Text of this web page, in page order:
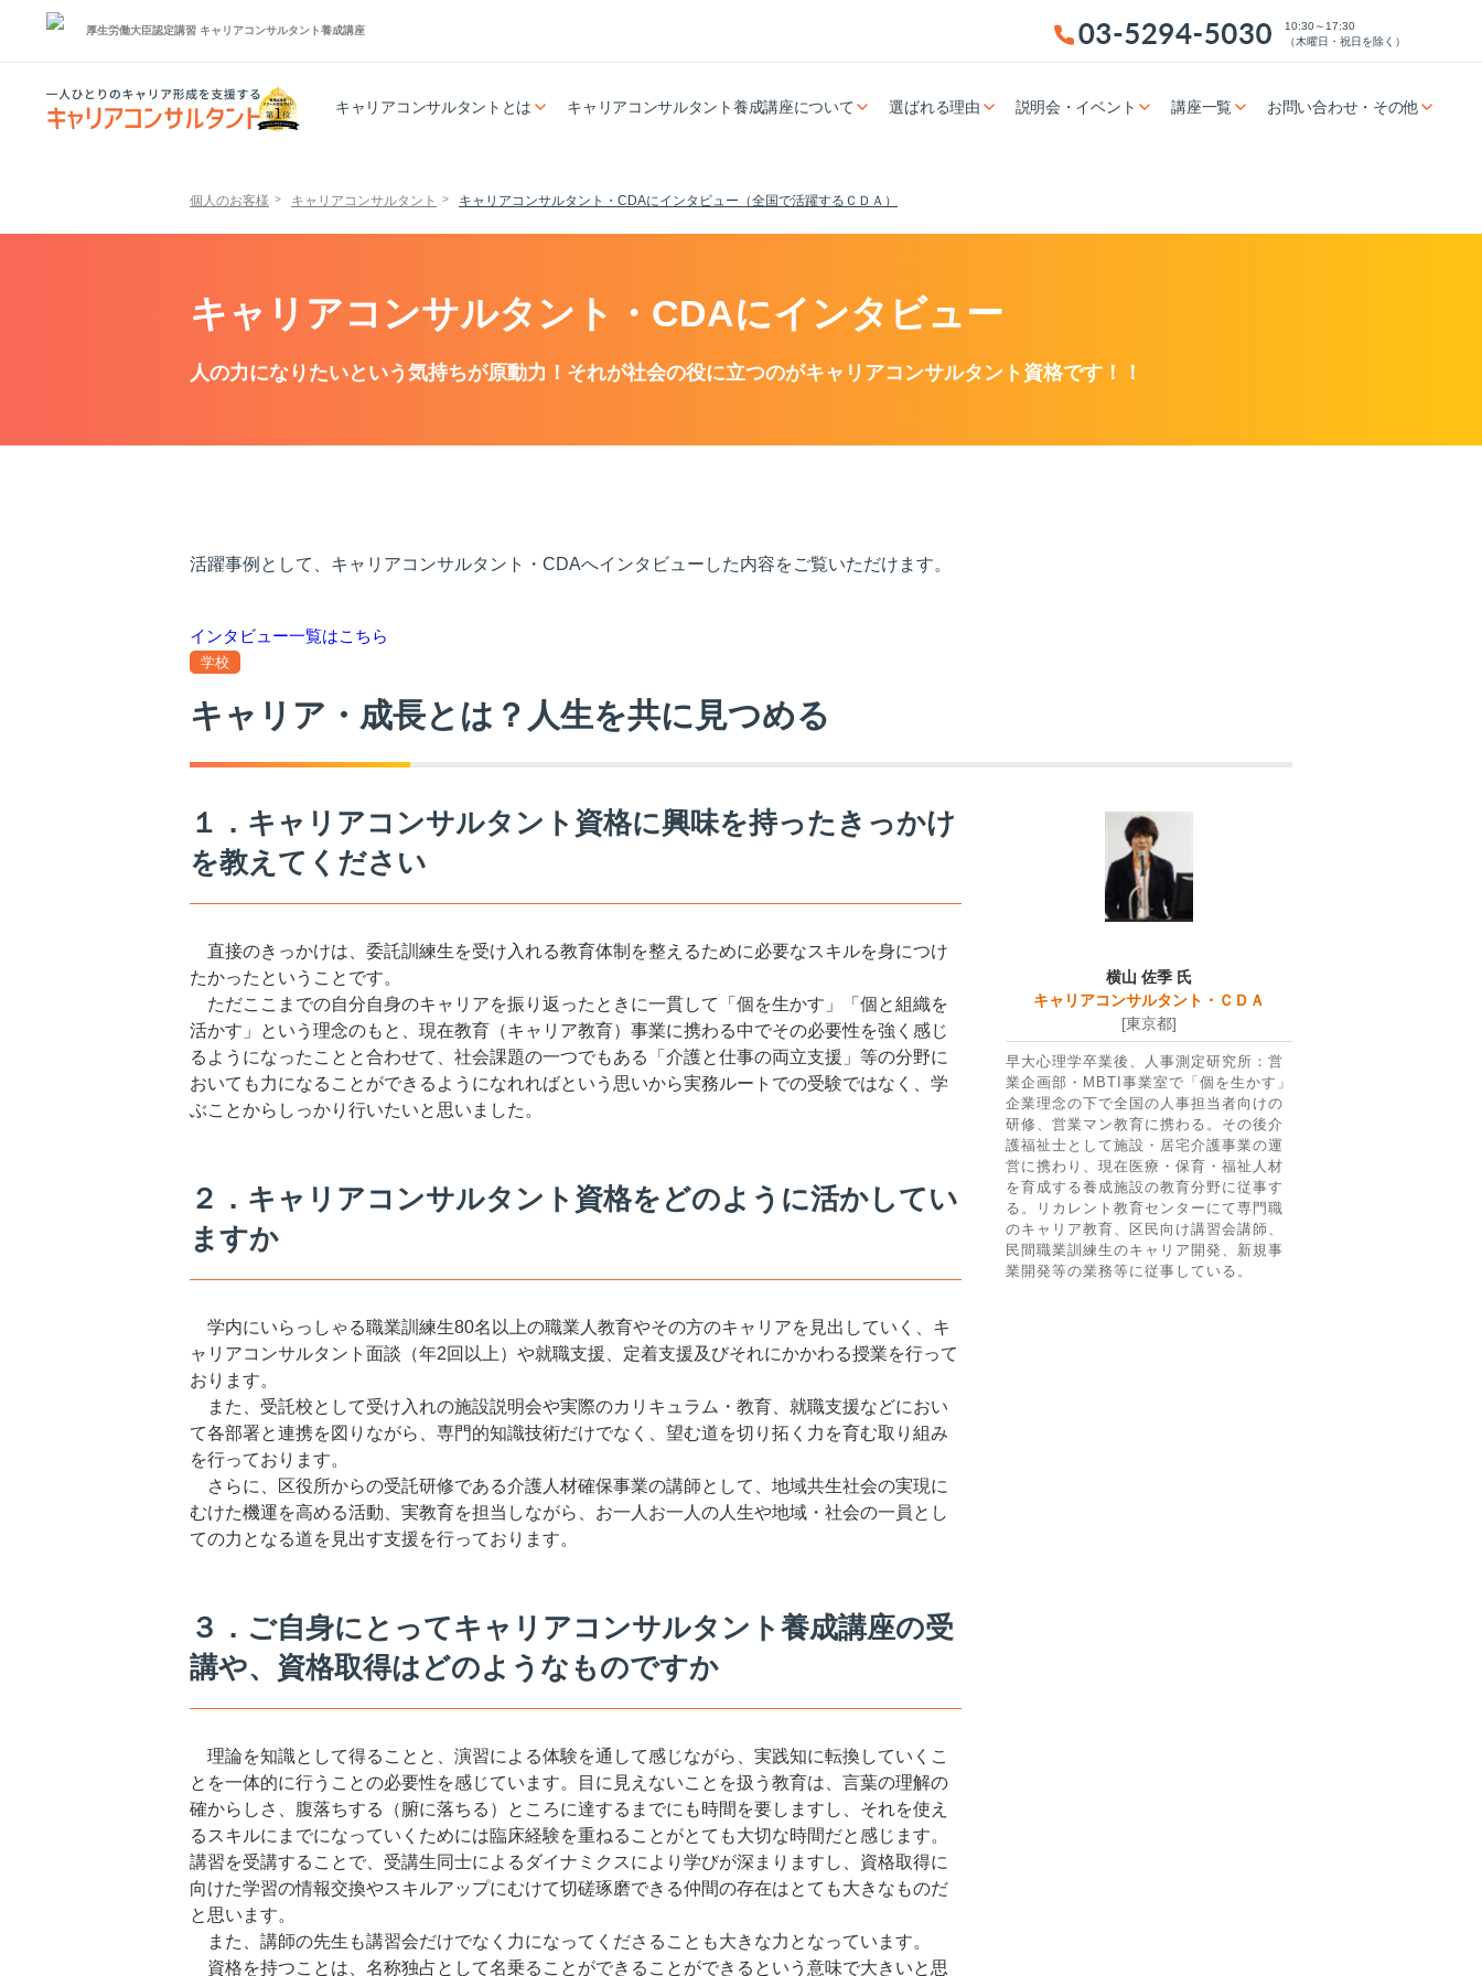
厚生労働大臣認定講習 キャリアコンサルタント養成講座
10:30～17:30
（木曜日・祝日を除く）
キャリアコンサルタントとは キャリアコンサルタント養成講座について 選ばれる理由 説明会・イベント 講座一覧 お問い合わせ・その他
個人のお客様 キャリアコンサルタント キャリアコンサルタント・CDAにインタビュー（全国で活躍するＣＤＡ）
キャリアコンサルタント・CDAにインタビュー
人の力になりたいという気持ちが原動力！それが社会の役に立つのがキャリアコンサルタント資格です！！
活躍事例として、キャリアコンサルタント・CDAへインタビューした内容をご覧いただけます。
インタビュー一覧はこちら
キャリア・成長とは？人生を共に見つめる
学校
横山 佐季 氏
キャリアコンサルタント・ＣＤＡ
[東京都]
早大心理学卒業後、人事測定研究所：営
業企画部・MBTI事業室で「個を生かす」
企業理念の下で全国の人事担当者向けの
研修、営業マン教育に携わる。その後介
護福祉士として施設・居宅介護事業の運
営に携わり、現在医療・保育・福祉人材
を育成する養成施設の教育分野に従事す
る。リカレント教育センターにて専門職
のキャリア教育、区民向け講習会講師、
民間職業訓練生のキャリア開発、新規事
業開発等の業務等に従事している。
１．キャリアコンサルタント資格に興味を持ったきっかけ
を教えてください
直接のきっかけは、委託訓練生を受け入れる教育体制を整えるために必要なスキルを身につけ
たかったということです。
ただここまでの自分自身のキャリアを振り返ったときに一貫して「個を生かす」「個と組織を
活かす」という理念のもと、現在教育（キャリア教育）事業に携わる中でその必要性を強く感じ
るようになったことと合わせて、社会課題の一つでもある「介護と仕事の両立支援」等の分野に
おいても力になることができるようになれればという思いから実務ルートでの受験ではなく、学
ぶことからしっかり行いたいと思いました。
２．キャリアコンサルタント資格をどのように活かしてい
ますか
学内にいらっしゃる職業訓練生80名以上の職業人教育やその方のキャリアを見出していく、キ
ャリアコンサルタント面談（年2回以上）や就職支援、定着支援及びそれにかかわる授業を行って
おります。
また、受託校として受け入れの施設説明会や実際のカリキュラム・教育、就職支援などにおい
て各部署と連携を図りながら、専門的知識技術だけでなく、望む道を切り拓く力を育む取り組み
を行っております。
さらに、区役所からの受託研修である介護人材確保事業の講師として、地域共生社会の実現に
むけた機運を高める活動、実教育を担当しながら、お一人お一人の人生や地域・社会の一員とし
ての力となる道を見出す支援を行っております。
３．ご自身にとってキャリアコンサルタント養成講座の受
講や、資格取得はどのようなものですか
理論を知識として得ることと、演習による体験を通して感じながら、実践知に転換していくこ
とを一体的に行うことの必要性を感じています。目に見えないことを扱う教育は、言葉の理解の
確からしさ、腹落ちする（腑に落ちる）ところに達するまでにも時間を要しますし、それを使え
るスキルにまでになっていくためには臨床経験を重ねることがとても大切な時間だと感じます。
講習を受講することで、受講生同士によるダイナミクスにより学びが深まりますし、資格取得に
向けた学習の情報交換やスキルアップにむけて切磋琢磨できる仲間の存在はとても大きなものだ
と思います。
また、講師の先生も講習会だけでなく力になってくださることも大きな力となっています。
資格を持つことは、名称独占として名乗ることができることができるという意味で大きいと思